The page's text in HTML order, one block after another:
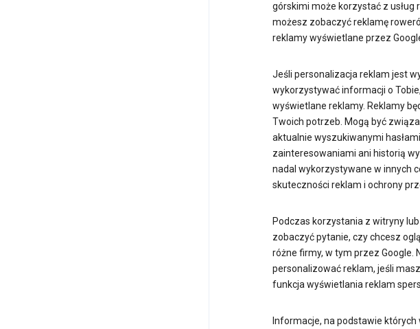
górskimi może korzystać z usług
możesz zobaczyć reklamę
reklamy wyświetlane przez
Jeśli personalizacja reklam jest
wykorzystywać informacji o
wyświetlane reklamy. Reklamy
Twoich potrzeb. Mogą być
aktualnie wyszukiwanymi
zainteresowaniami ani historią
nadal wykorzystywane w innych
skuteczności reklam i ochrony
Podczas korzystania z witryny
zobaczyć pytanie, czy chcesz
różne firmy, w tym przez Google.
personalizować reklam, jeśli
funkcja wyświetlania reklam
Informacje, na podstawie